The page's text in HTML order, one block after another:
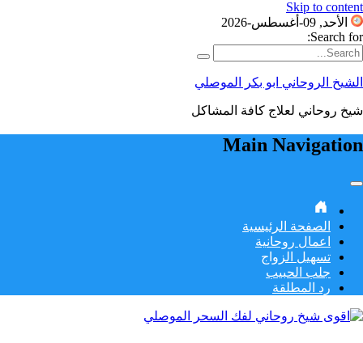
Skip to content
الأحد, 09-أغسطس-2026
Search for:
الشيخ الروحاني ابو بكر الموصلي
شيخ روحاني لعلاج كافة المشاكل
Main Navigation
الصفحة الرئيسية
اعمال روحانية
تسهيل الزواج
جلب الحبيب
رد المطلقة